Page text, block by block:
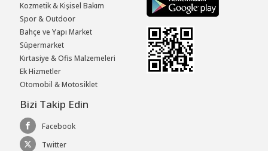
Kozmetik & Kişisel Bakım
Spor & Outdoor
Bahçe ve Yapı Market
Süpermarket
Kırtasiye & Ofis Malzemeleri
Ek Hizmetler
Otomobil & Motosiklet
Bizi Takip Edin
Facebook
Twitter